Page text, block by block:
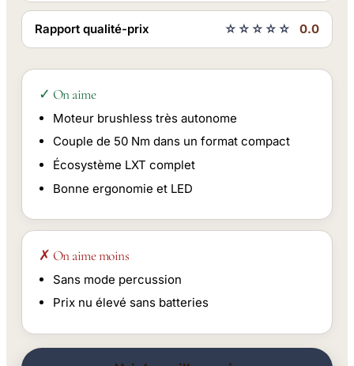
Rapport qualité-prix ☆☆☆☆☆ 0.0
✓ On aime
Moteur brushless très autonome
Couple de 50 Nm dans un format compact
Écosystème LXT complet
Bonne ergonomie et LED
✗ On aime moins
Sans mode percussion
Prix nu élevé sans batteries